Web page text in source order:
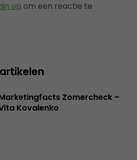
op om een reactie te
Zomercheck –
Kovalenko